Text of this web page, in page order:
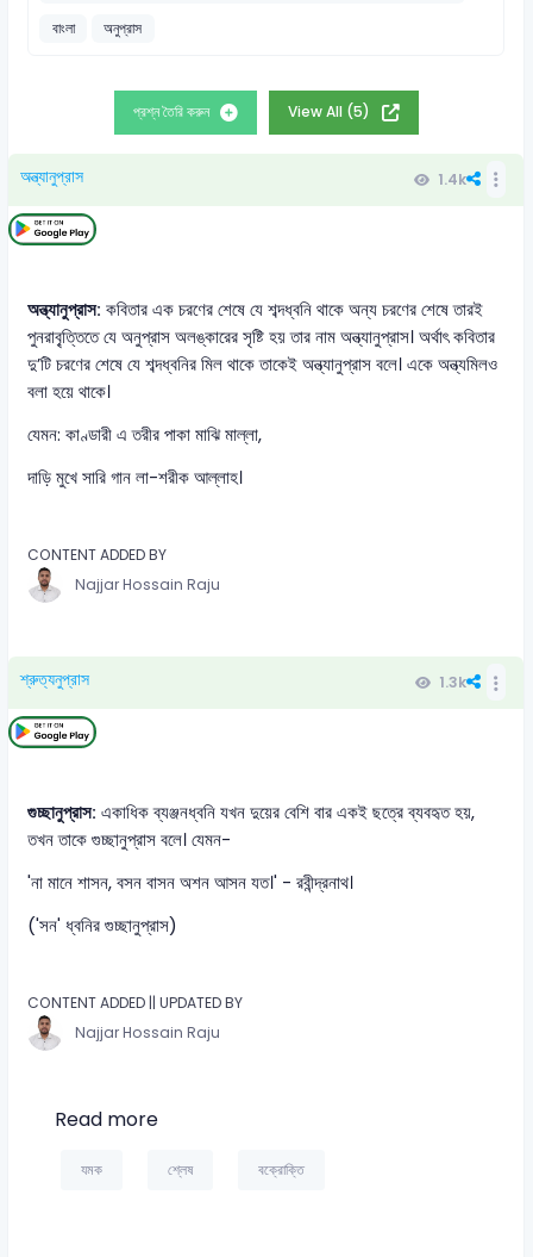
বাংলা
অনুপ্রাস
প্রশ্ন তৈরি করুন View All (5)
অন্ত্যানুপ্রাস 1.4k
অন্ত্যানুপ্রাস:কবিতার এক চরণের শেষে যে শব্দধ্বনি থাকে অন্য চরণের শেষে তারই
পুনরাবৃ্ত্তিতে যে অনুপ্রাস অলঙ্কারের সৃষ্টি হয় তার নাম অন্ত্যানুপ্রাস। অর্থাৎ কবিতার
দু’টি চরণের শেষে যে শব্দধ্বনির মিল থাকে তাকেই অন্ত্যানুপ্রাস বলে। একে অন্ত্যমিলও
বলা হয়ে থাকে।
যেমন: কাণ্ডারী এ তরীর পাকা মাঝি মাল্লা,
দাড়ি মুখে সারি গান লা-শরীক আল্লাহ।
CONTENT ADDED BY
Najjar Hossain Raju
শ্রুত্যনুপ্রাস 1.3k
গুচ্ছানুপ্রাস:একাধিক ব্যঞ্জনধ্বনি যখন দুয়ের বেশি বার একই ছত্রে ব্যবহৃত হয়,
তখন তাকে গুচ্ছানুপ্রাস বলে। যেমন-
'না মানে শাসন, বসন বাসন অশন আসন যত।' - রবীন্দ্রনাথ।
('সন' ধ্বনির গুচ্ছানুপ্রাস)
CONTENT ADDED || UPDATED BY
Najjar Hossain Raju
Read more
যমক শ্লেষ বক্রোক্তি